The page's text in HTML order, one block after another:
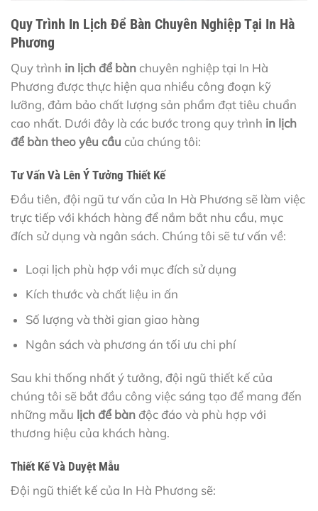
Quy Trình In Lịch Để Bàn Chuyên Nghiệp Tại In Hà
Phương
Quy trình in lịch để bàn chuyên nghiệp tại In Hà
Phương được thực hiện qua nhiều công đoạn kỹ
lưỡng, đảm bảo chất lượng sản phẩm đạt tiêu chuẩn
cao nhất. Dưới đây là các bước trong quy trình in lịch
để bàn theo yêu cầu của chúng tôi:
Tư Vấn Và Lên Ý Tưởng Thiết Kế
Đầu tiên, đội ngũ tư vấn của In Hà Phương sẽ làm việc
trực tiếp với khách hàng để nắm bắt nhu cầu, mục
đích sử dụng và ngân sách. Chúng tôi sẽ tư vấn về:
Loại lịch phù hợp với mục đích sử dụng
Kích thước và chất liệu in ấn
Số lượng và thời gian giao hàng
Ngân sách và phương án tối ưu chi phí
Sau khi thống nhất ý tưởng, đội ngũ thiết kế của
chúng tôi sẽ bắt đầu công việc sáng tạo để mang đến
những mẫu lịch để bàn độc đáo và phù hợp với
thương hiệu của khách hàng.
Thiết Kế Và Duyệt Mẫu
Đội ngũ thiết kế của In Hà Phương sẽ: